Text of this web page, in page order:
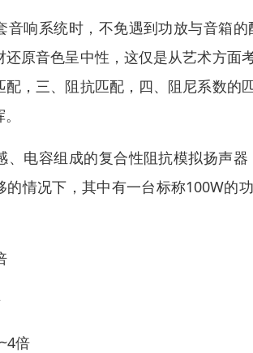
音响系统时，不免遇到功放与音箱
还原音色呈中性，这仅是从艺术方
配，三、阻抗匹配，四、阻尼系数
、电容组成的复合性阻抗模拟扬声
的情况下，其中有一台标称100W的
倍